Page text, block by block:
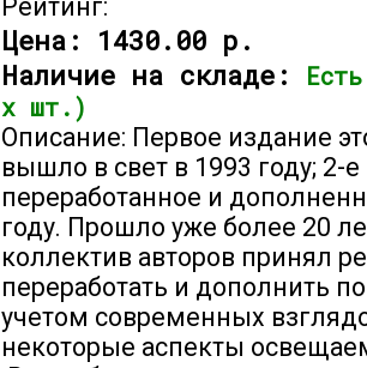
Рейтинг:
Цена: 1430.00 р.
Наличие на складе:
х шт.)
Описание: Первое издание
вышло в свет в 1993 году; 2-
переработанное и
году. Прошло уже более 20
коллектив авторов принял
переработать и дополнить
учетом современных
некоторые аспекты